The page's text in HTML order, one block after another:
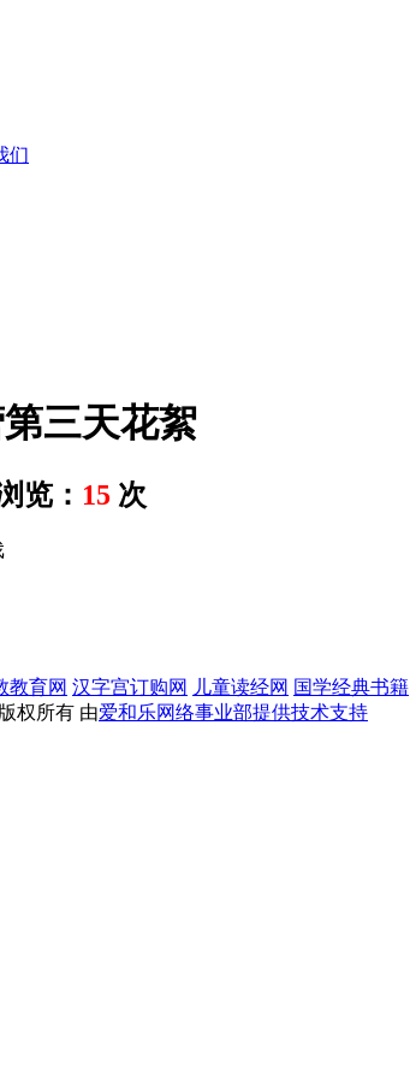
们
三天花絮
览： 15 次
教育网 汉字宫订购网 儿童读经网 国学经典书籍
权所有 由爱和乐网络事业部提供技术支持